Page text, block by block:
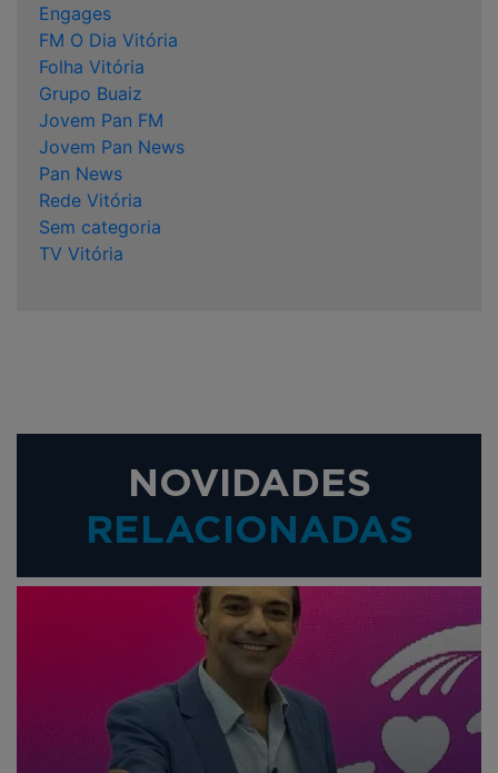
Engages
FM O Dia Vitória
Folha Vitória
Grupo Buaiz
Jovem Pan FM
Jovem Pan News
Pan News
Rede Vitória
Sem categoria
TV Vitória
NOVIDADES
RELACIONADAS